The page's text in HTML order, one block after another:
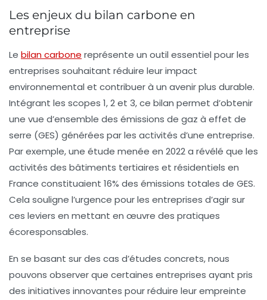
Les enjeux du bilan carbone en
entreprise
Le bilan carbone représente un outil essentiel pour les
entreprises souhaitant réduire leur impact
environnemental et contribuer à un avenir plus durable.
Intégrant les scopes 1, 2 et 3, ce bilan permet d’obtenir
une vue d’ensemble des émissions de gaz à effet de
serre (GES) générées par les activités d’une entreprise.
Par exemple, une étude menée en 2022 a révélé que les
activités des bâtiments tertiaires et résidentiels en
France constituaient 16% des émissions totales de GES.
Cela souligne l’urgence pour les entreprises d’agir sur
ces leviers en mettant en œuvre des pratiques
écoresponsables.
En se basant sur des cas d’études concrets, nous
pouvons observer que certaines entreprises ayant pris
des initiatives innovantes pour réduire leur empreinte